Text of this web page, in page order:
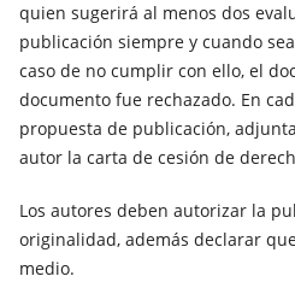
quien sugerirá al menos dos
publicación siempre y cuando
caso de no cumplir con ello, el
documento fue rechazado. En
propuesta de publicación,
autor la carta de cesión de
Los autores deben autorizar la
originalidad, además declarar
medio.